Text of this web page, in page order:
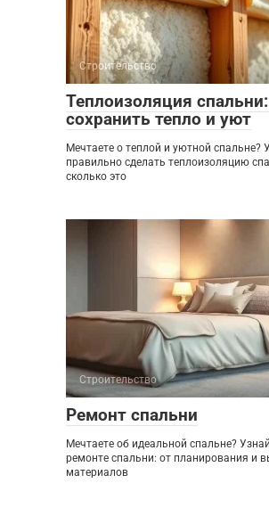
Строительство
Теплоизоляция
сохранить тепло и уют
Мечтаете о теплой и уютной спальне?
правильно сделать теплоизоляцию
сколько это
Строительство
Ремонт спальни
Мечтаете об идеальной спальне?
ремонте спальни: от планирования и
материалов